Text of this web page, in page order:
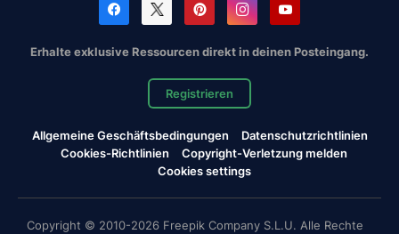
Erhalte exklusive Ressourcen direkt in deinen Posteingang.
Registrieren
Allgemeine Geschäftsbedingungen
Datenschutzrichtlinien
Cookies-Richtlinien
Copyright-Verletzung melden
Cookies settings
Copyright © 2010-2026 Freepik Company S.L.U. Alle Rechte